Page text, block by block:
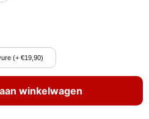
(+ €19,90)
winkelwagen